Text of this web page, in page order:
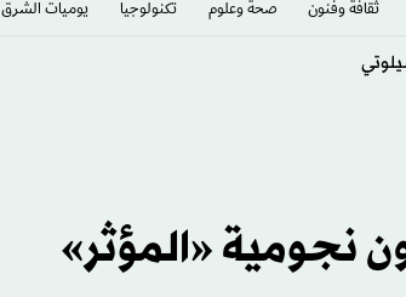
ثقافة وفنون صحة وعلوم تكنولوجيا يوميات الشرق​
نجومية «المؤثر»